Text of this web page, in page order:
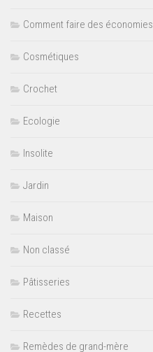
Comment faire des économies
Cosmétiques
Crochet
Ecologie
Insolite
Jardin
Maison
Non classé
Pâtisseries
Recettes
Remèdes de grand-mère